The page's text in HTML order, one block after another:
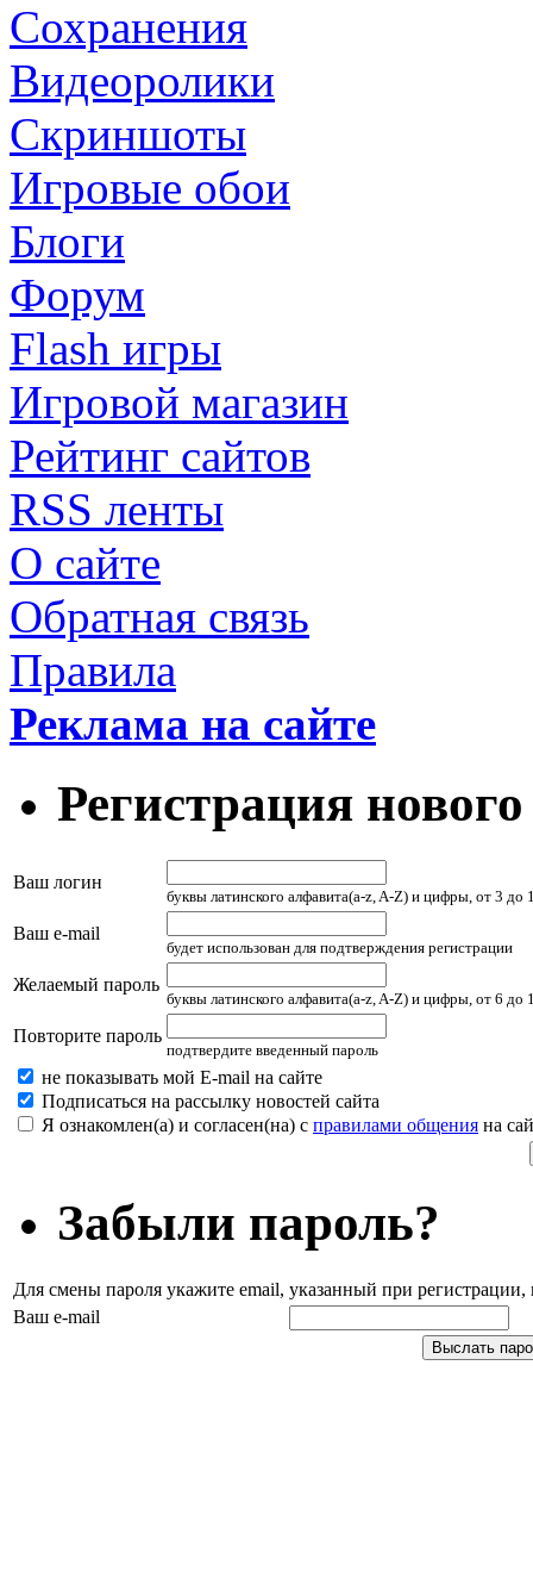
Сохранения
Видеоролики
Скриншоты
Игровые обои
Блоги
Форум
Flash игры
Игровой магазин
Рейтинг сайтов
RSS ленты
О сайте
Обратная связь
Правила
Реклама на сайте
Регистрация
Ваш логин
буквы латинского алфавита(a-z, A-Z) и цифры, от 3 до
Ваш e-mail
будет использован для подтверждения регистрации
Желаемый пароль
буквы латинского алфавита(a-z, A-Z) и цифры, от 6 до
Повторите пароль
подтвердите введенный пароль
не показывать мой E-mail на сайте
Подписаться на рассылку новостей сайта
Я ознакомлен(а) и согласен(на) с правилами общения на
Забыли пароль?
Для смены пароля укажите email, указанный при
Ваш e-mail